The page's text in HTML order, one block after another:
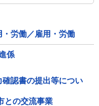
・労働／雇用・労働
係
認書の提出等につい
との交流事業